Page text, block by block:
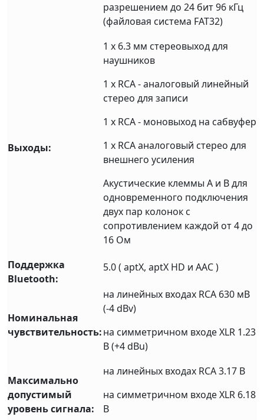
разрешением до 24 бит 96 кГц
(файловая система FAT32)
Выходы:
1 х 6.3 мм стереовыход для
наушников
1 х RCA - аналоговый линейный
стерео для записи
1 х RCA - моновыход на сабвуфер
1 х RCA аналоговый стерео для
внешнего усиления
Акустические клеммы А и B для
одновременного подключения
двух пар колонок с
сопротивлением каждой от 4 до
16 Ом
Поддержка
Bluetooth:
5.0 ( aptX, aptX HD и AAC )
Номинальная
чувствительность:
на линейных входах RCA 630 мВ
(-4 dBv)
на симметричном входе XLR 1.23
В (+4 dBu)
Максимально
допустимый
уровень сигнала:
на линейных входах RCA 3.17 В
на симметричном входе XLR 6.18
В